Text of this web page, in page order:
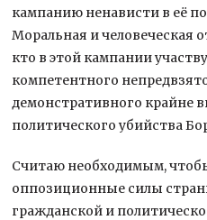
кампанию ненависти в её
Моральная и человеческая
кто в этой кампании
компетентного
демонстративного крайне
политического убийства
Считаю необходимым,
оппозиционные силы
гражданской и